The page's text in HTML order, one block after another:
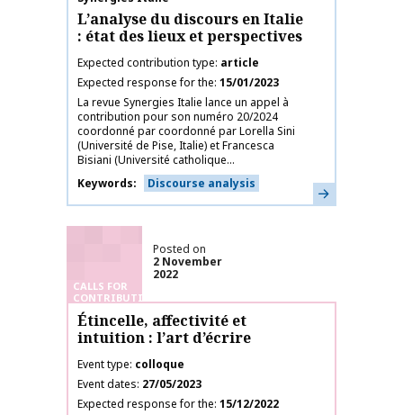
L’analyse du discours en Italie
: état des lieux et perspectives
Expected contribution type article
Expected response for the 15/01/2023
La revue Synergies Italie lance un appel à
contribution pour son numéro 20/2024
coordonné par coordonné par Lorella Sini
(Université de Pise, Italie) et Francesca
Bisiani (Université catholique...
Keywords
Discourse analysis Learn more
CALLS FOR
CONTRIBUTIONS
Posted on
2 November
2022
Étincelle, affectivité et
intuition : l’art d’écrire
Event type colloque
Event dates 27/05/2023
Expected response for the 15/12/2022